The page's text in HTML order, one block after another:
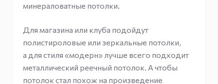
минераловатные потолки.
Для магазина или клуба подойдут
полистироловые или зеркальные потолки,
а для стиля «модерн» лучше всего подходит
металлический реечный потолок. А чтобы
потолок стал похож на произведение